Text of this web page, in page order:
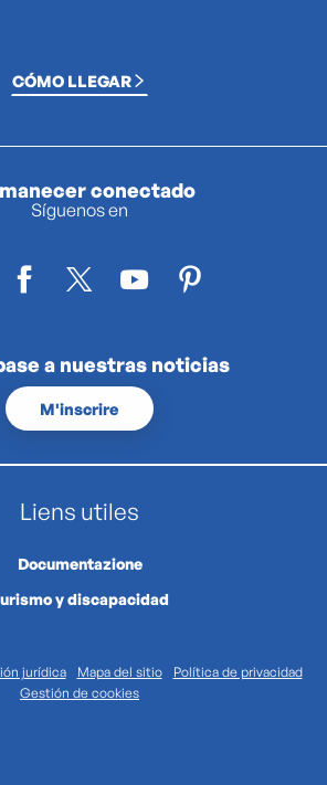
CÓMO LLEGAR
conectado
Síguenos en
a nuestras noticias
M'inscrire
Liens utiles
Documentazione
y discapacidad
jurídica Mapa del sitio
Política de privacidad
Gestión de cookies